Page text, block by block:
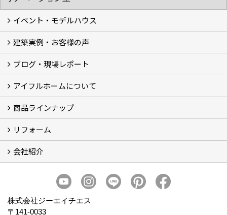
イベント・モデルハウス
イベント
モデルハウス見学
建築実例・お客様の声
建築実例
お客様の声
ブログ・現場レポート
ブログ
現場レポート
アイフルホームについて
アイフルホームについて (5)
商品ラインナップ
商品ラインナップ
リフォーム
まるごと断熱リフォーム
イベント情報
施工事例
会社紹介
スタッフ紹介
個人情報保護方針
株式会社ジーエイチエス
〒141-0033